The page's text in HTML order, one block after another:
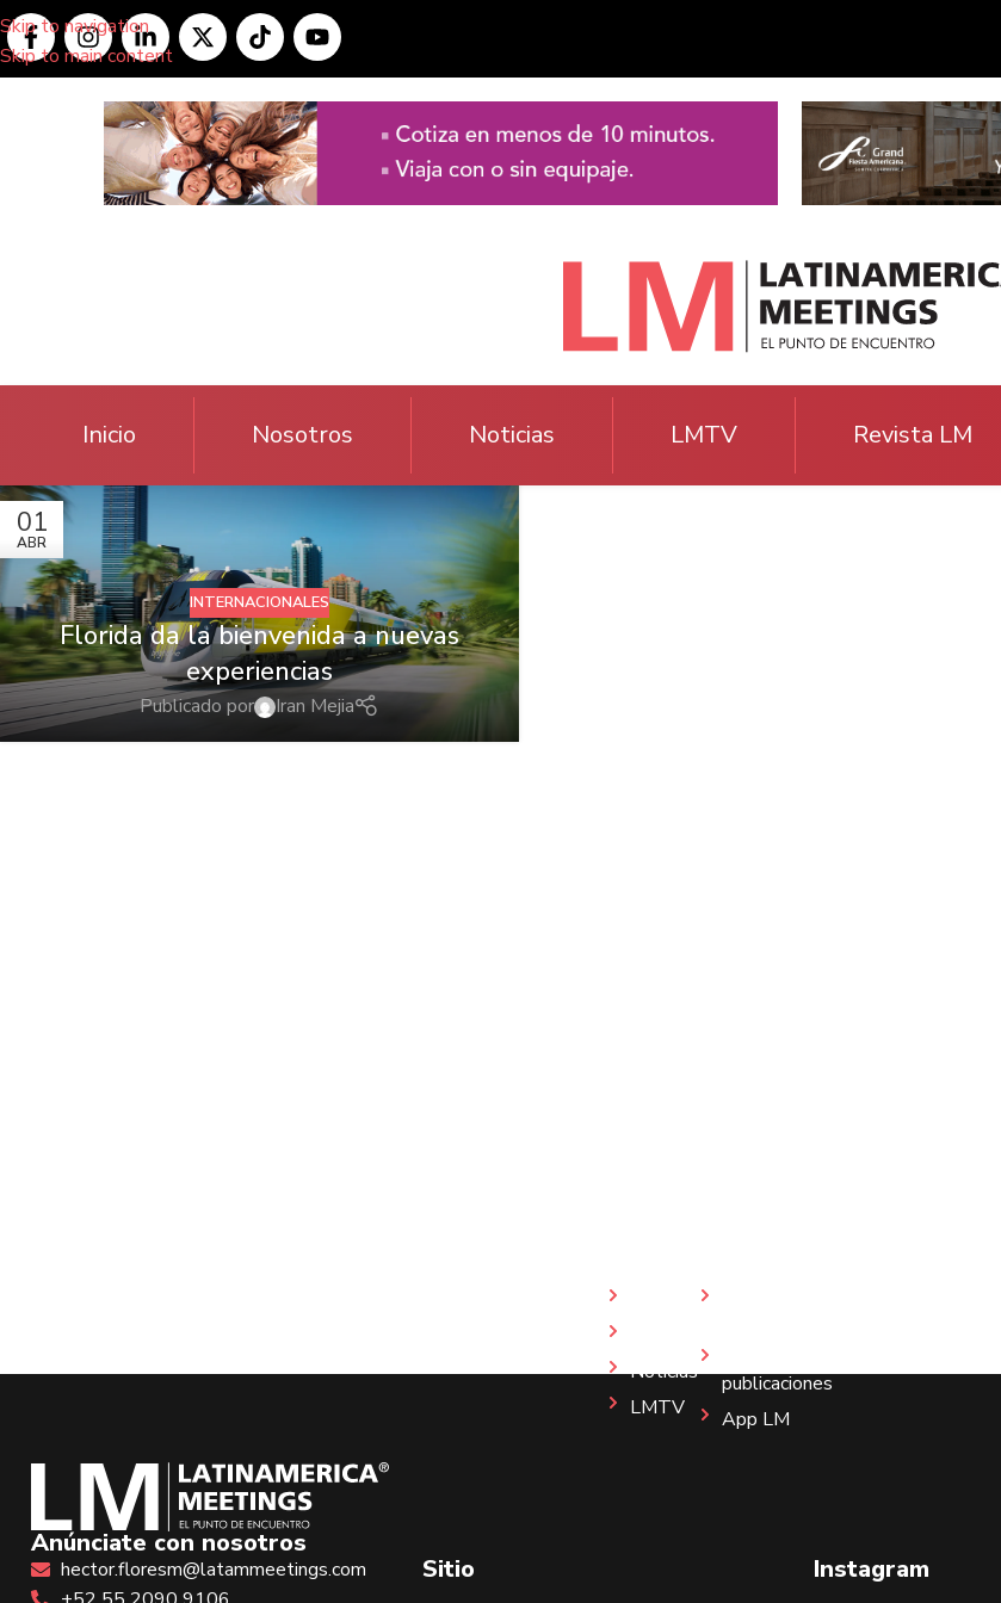
Skip to navigation
Skip to main content
Inicio Nosotros Noticias LMTV Revista LM
01
ABR
INTERNACIONALES
Florida da la bienvenida a nuevas
experiencias
Publicado por Iran Mejia
Anúnciate con nosotros
hector.floresm@latammeetings.com
Sitio
Noticias
LMTV
publicaciones
App LM
Instagram